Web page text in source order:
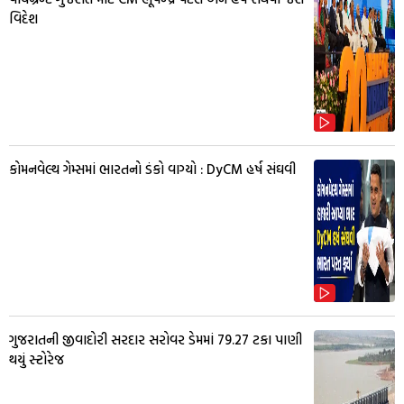
વિદેશ
કોમનવેલ્થ ગેમ્સમાં ભારતનો ડંકો વાગ્યો : DyCM હર્ષ સંઘવી
ગુજરાતની જીવાદોરી સરદાર સરોવર ડેમમાં 79.27 ટકા પાણી
થયું સ્ટોરેજ